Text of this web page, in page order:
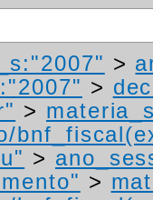
>
>
>
>
>